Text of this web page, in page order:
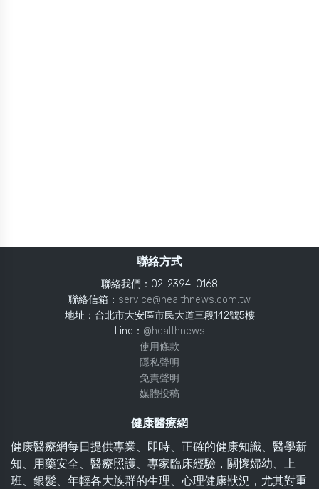
聯絡方式
聯絡我們：02-2394-0168
聯絡信箱： service@healthnews.com.tw
地址：台北市大安區市民大道三段142號5樓
Line： @healthnews
使用條款
隱私聲明
免責聲明
媒體投稿
健康醫療網
健康醫療網每日提供專業、即時、正確的健康知識、醫學新
知、用藥安全、醫療照護、專家臨床經驗，關懷婦幼、上
班、銀髮、年輕各大族群的生理、心理健康狀況，尤其對重